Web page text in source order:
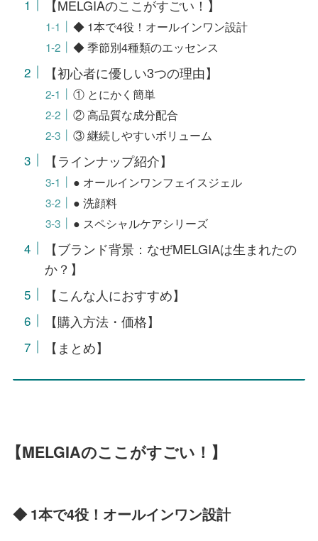
【MELGIAのここがすごい！】
◆ 1本で4役！オールインワン設計
◆ 季節別4種類のエッセンス
【初心者に優しい3つの理由】
① とにかく簡単
② 高品質な成分配合
③ 継続しやすいボリューム
【ラインナップ紹介】
● オールインワンフェイスジェル
● 洗顔料
● スペシャルケアシリーズ
【ブランド背景：なぜMELGIAは生まれたの
か？】
【こんな人におすすめ】
【購入方法・価格】
【まとめ】
【MELGIAのここがすごい！】
◆ 1本で4役！オールインワン設計